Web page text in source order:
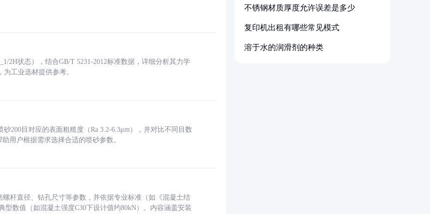
2H状态），结合GB/T 5231-2012标准数据，详细分析其力学
工业选材提供参考。
200目对应的表面粗糙度（Ra 3.2-6.3μm），并对比不同目数
用户根据需求选择合适的喷砂参数。
杆直径、钻孔尺寸等参数，并依据专业标准（如《混凝土结
型数值（如混凝土强度C30下设计值约80kN）。内容涵盖安装
不锈钢材质厚度允许误差是多少
复印机出租有哪些常见模式
溶于水的润滑剂的种类